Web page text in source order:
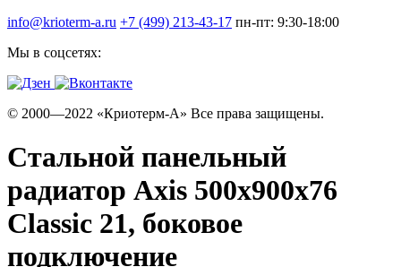
info@krioterm-a.ru +7 (499) 213-43-17 пн-пт: 9:30-18:00
Мы в соцсетях:
© 2000—2022 «Криотерм-А» Все права защищены.
Стальной панельный
радиатор Axis 500х900х76
Classic 21, боковое
подключение